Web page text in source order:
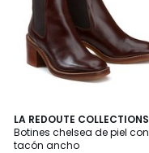
LA REDOUTE COLLECTIONS
Botines chelsea de piel con
tacón ancho
4,7
/ 5